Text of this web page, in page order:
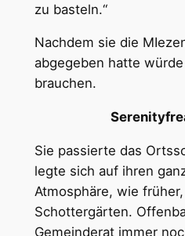
zu basteln.“
Nachdem sie die
abgegeben hatte
brauchen.
Sie passierte das
legte sich auf ihren
Atmosphäre, wie
Schottergärten.
Gemeinderat immer